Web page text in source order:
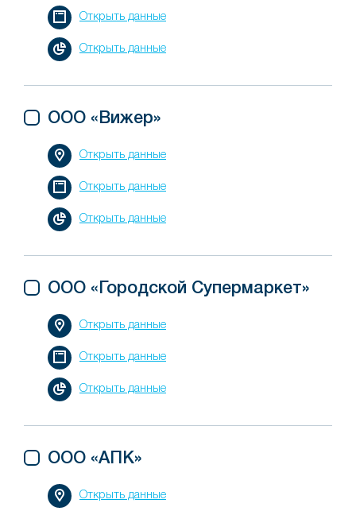
Открыть данные
Открыть данные
ООО «Вижер»
Открыть данные
Открыть данные
Открыть данные
ООО «Городской Супермаркет»
Открыть данные
Открыть данные
Открыть данные
ООО «АПК»
Открыть данные